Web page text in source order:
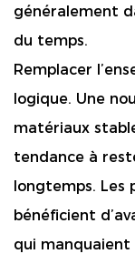
généralement
du temps.
Remplacer
logique. Une
matériaux
tendance à
longtemps. Les
bénéficient
qui manquaient